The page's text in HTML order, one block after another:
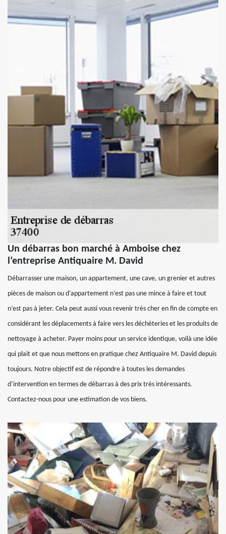
Un débarras bon marché à Amboise chez
l’entreprise Antiquaire M. David
Débarrasser une maison, un appartement, une cave, un grenier et autres
pièces de maison ou d’appartement n’est pas une mince à faire et tout
n’est pas à jeter. Cela peut aussi vous revenir très cher en fin de compte en
considérant les déplacements à faire vers les déchèteries et les produits de
nettoyage à acheter. Payer moins pour un service identique, voilà une idée
qui plait et que nous mettons en pratique chez Antiquaire M. David depuis
toujours. Notre objectif est de répondre à toutes les demandes
d’intervention en termes de débarras à des prix très intéressants.
Contactez-nous pour une estimation de vos biens.